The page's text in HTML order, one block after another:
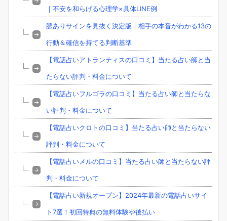
｜不安を和らげる心理学×具体LINE例
脈ありサインを見抜く決定版｜相手の本音がわかる13の
行動＆確信を持てる判断基準
【電話占いアトランティスの口コミ】当たる占い師と当
たらない評判・料金について
【電話占いフルゴラの口コミ】当たる占い師と当たらな
い評判・料金について
【電話占いクロトの口コミ】当たる占い師と当たらない
評判・料金について
【電話占いメルの口コミ】当たる占い師と当たらない評
判・料金について
【電話占い新規オープン】2024年最新の電話占いサイ
ト7選！初回特典の無料体験や後払い